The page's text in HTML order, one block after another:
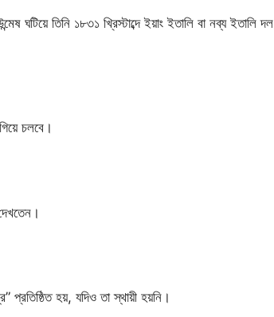
ঘটিয়ে তিনি ১৮৩১ খ্রিস্টাব্দে ইয়াং ইতালি বা নব্য ইতালি দল
চলবে।
প্রতিষ্ঠিত হয়, যদিও তা স্থায়ী হয়নি।